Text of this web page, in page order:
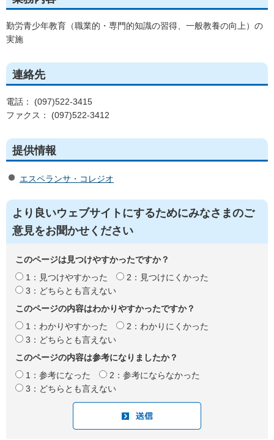
勤労青少年教育（職業的・専門的知識の習得、一般教養の向上）の
実施
連絡先
電話： (097)522-3415
ファクス： (097)522-3412
提供情報
エスペランサ・コレジオ
より良いウェブサイトにするためにみなさまのご
意見をお聞かせください
このページは見つけやすかったですか？
1：見つけやすかった
2：見つけにくかった
3：どちらとも言えない
このページの内容はわかりやすかったですか？
1：わかりやすかった
2：わかりにくかった
3：どちらとも言えない
このページの内容は参考になりましたか？
1：参考になった
2：参考にならなかった
3：どちらとも言えない